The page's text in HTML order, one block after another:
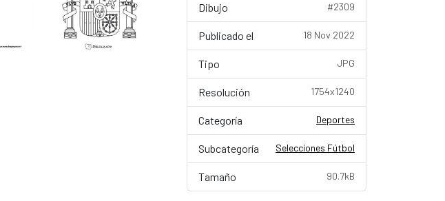
Dibujo #2309
Publicado el 18 Nov 2022
Tipo JPG
Resolución 1754x1240
Categoría Deportes
Subcategoría Selecciones Fútbol
Tamaño 90.7kB